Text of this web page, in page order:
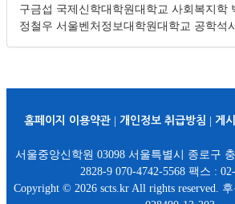
구금섭 국제신학대학원대학교 사회복지학
정철우 서울벤처정보대학원대학교 공학석
홈페이지 이용약관 개인정보 취급방침 게
서울중앙신학원 03098 서울특별시 종로구
2828-9 070-4742-5568 팩스 :
Copyright © 2026 scts.kr All rights reserved.